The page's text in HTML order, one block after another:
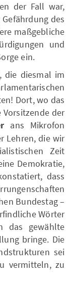
der Fall war,
des
maßgebliche
und
ein.
die diesmal im
Dort, wo das
der
ans Mikrofon
Lehren, die wir
Zeit
Demokratie,
dass
Bundestag –
Wörter
das gewählte
bringe. Die
sei
vermitteln, zu